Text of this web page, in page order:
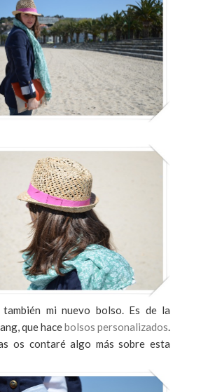
también mi nuevo bolso. Es de la
que hacebolsos personalizados.
os contaré algo más sobre esta